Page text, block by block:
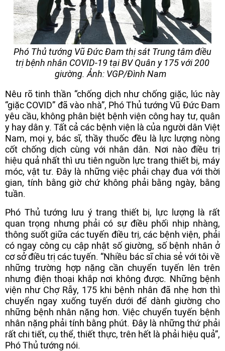
Phó Thủ tướng Vũ Đức Đam thị sát Trung tâm điều
trị bệnh nhân COVID-19 tại BV Quân y 175 với 200
giường. Ảnh: VGP/Đình Nam
Nêu rõ tinh thần “chống dịch như chống giặc, lúc này
“giặc COVID” đã vào nhà”, Phó Thủ tướng Vũ Đức Đam
yêu cầu, không phân biệt bệnh viện công hay tư, quân
y hay dân y. Tất cả các bệnh viện là của người dân Việt
Nam, mọi y, bác sĩ, thầy thuốc đều là lực lượng nòng
cốt chống dịch cùng với nhân dân. Nơi nào điều trị
hiệu quả nhất thì ưu tiên nguồn lực trang thiết bị, máy
móc, vật tư. Đây là những việc phải chạy đua với thời
gian, tính bằng giờ chứ không phải bằng ngày, bằng
tuần.
Phó Thủ tướng lưu ý trang thiết bị, lực lượng là rất
quan trọng nhưng phải có sự điều phối nhịp nhàng,
thông suốt giữa các tuyến điều trị, các bệnh viện, phải
có ngay công cụ cập nhật số giường, số bệnh nhân ở
cơ sở điều trị các tuyến. “Nhiều bác sĩ chia sẻ với tôi về
những trường hợp nặng cần chuyển tuyến lên trên
nhưng điện thoại khắp nơi không được. Những bệnh
viện như Chợ Rẫy, 175 khi bệnh nhân đã nhẹ hơn thì
chuyển ngay xuống tuyến dưới để dành giường cho
những bệnh nhân nặng hơn. Việc chuyển tuyến bệnh
nhân nặng phải tính bằng phút. Đây là những thứ phải
rất chi tiết, cụ thể, thiết thực, trên hết là phải hiệu quả”,
Phó Thủ tướng nói.